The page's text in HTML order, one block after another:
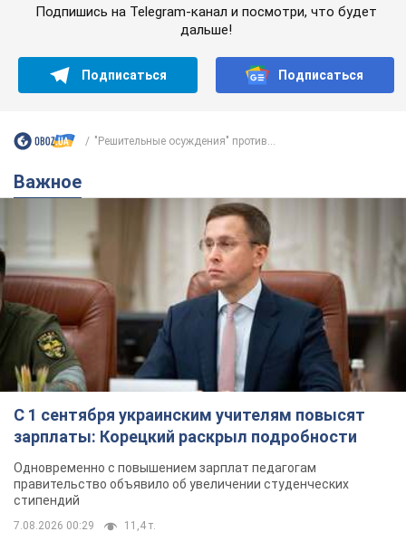
Подпишись на Telegram-канал и посмотри, что будет
дальше!
Подписаться Подписаться
"Решительные осуждения" против...
Важное
С 1 сентября украинским учителям повысят
зарплаты: Корецкий раскрыл подробности
Одновременно с повышением зарплат педагогам
правительство объявило об увеличении студенческих
стипендий
7.08.2026 00:29 11,4 т.